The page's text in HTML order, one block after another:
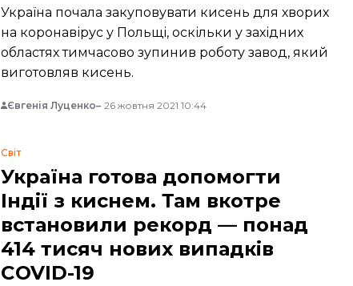
Україна почала закуповувати кисень для хворих
на коронавірус у Польщі, оскільки у західних
областях тимчасово зупинив роботу завод, який
виготовляв кисень.
Євгенія Луценко 26 жовтня 2021 10:44
Світ
Україна готова допомогти
Індії з киснем. Там вкотре
встановили рекорд — понад
414 тисяч нових випадків
COVID-19